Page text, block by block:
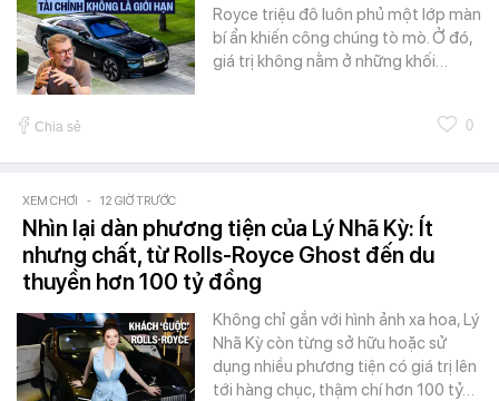
Royce triệu đô luôn phủ một lớp màn
bí ẩn khiến công chúng tò mò. Ở đó,
giá trị không nằm ở những khối…
Chia sẻ 0
XEM CHƠI - 12 GIỜ TRƯỚC
Nhìn lại dàn phương tiện của Lý Nhã Kỳ: Ít
nhưng chất, từ Rolls-Royce Ghost đến du
thuyền hơn 100 tỷ đồng
Không chỉ gắn với hình ảnh xa hoa, Lý
Nhã Kỳ còn từng sở hữu hoặc sử
dụng nhiều phương tiện có giá trị lên
tới hàng chục, thậm chí hơn 100 tỷ…